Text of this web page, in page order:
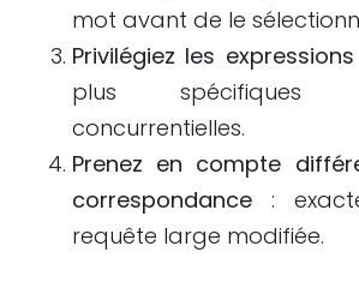
mot avant de le
Privilégiez les
plus
concurrentielles.
Prenez en compte
correspondance :
requête large modifiée.